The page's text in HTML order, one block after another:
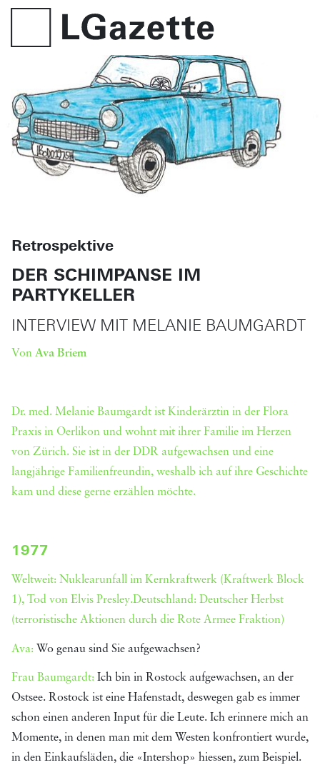
Retrospektive
DER SCHIMPANSE IM
PARTYKELLER
INTERVIEW MIT MELANIE BAUMGARDT
Von Ava Briem
Dr. med. Melanie Baumgardt ist Kinderärztin in der Flora
Praxis in Oerlikon und wohnt mit ihrer Familie im Herzen
von Zürich. Sie ist in der DDR aufgewachsen und eine
langjährige Familienfreundin, weshalb ich auf ihre Geschichte
kam und diese gerne erzählen möchte.
1977
Weltweit: Nuklearunfall im Kernkraftwerk (Kraftwerk Block
1), Tod von Elvis Presley.Deutschland: Deutscher Herbst
(terroristische Aktionen durch die Rote Armee Fraktion)
Ava: Wo genau sind Sie aufgewachsen?
Frau Baumgardt: Ich bin in Rostock aufgewachsen, an der
Ostsee. Rostock ist eine Hafenstadt, deswegen gab es immer
schon einen anderen Input für die Leute. Ich erinnere mich an
Momente, in denen man mit dem Westen konfrontiert wurde,
in den Einkaufsläden, die «Intershop» hiessen, zum Beispiel.